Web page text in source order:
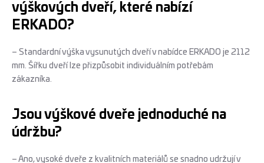
výškových dveří, které nabízí
ERKADO?
– Standardní výška vysunutých dveří v nabídce ERKADO je 2112
mm. Šířku dveří lze přizpůsobit individuálním potřebám
zákazníka.
Jsou výškové dveře jednoduché na
údržbu?
– Ano, vysoké dveře z kvalitních materiálů se snadno udržují v